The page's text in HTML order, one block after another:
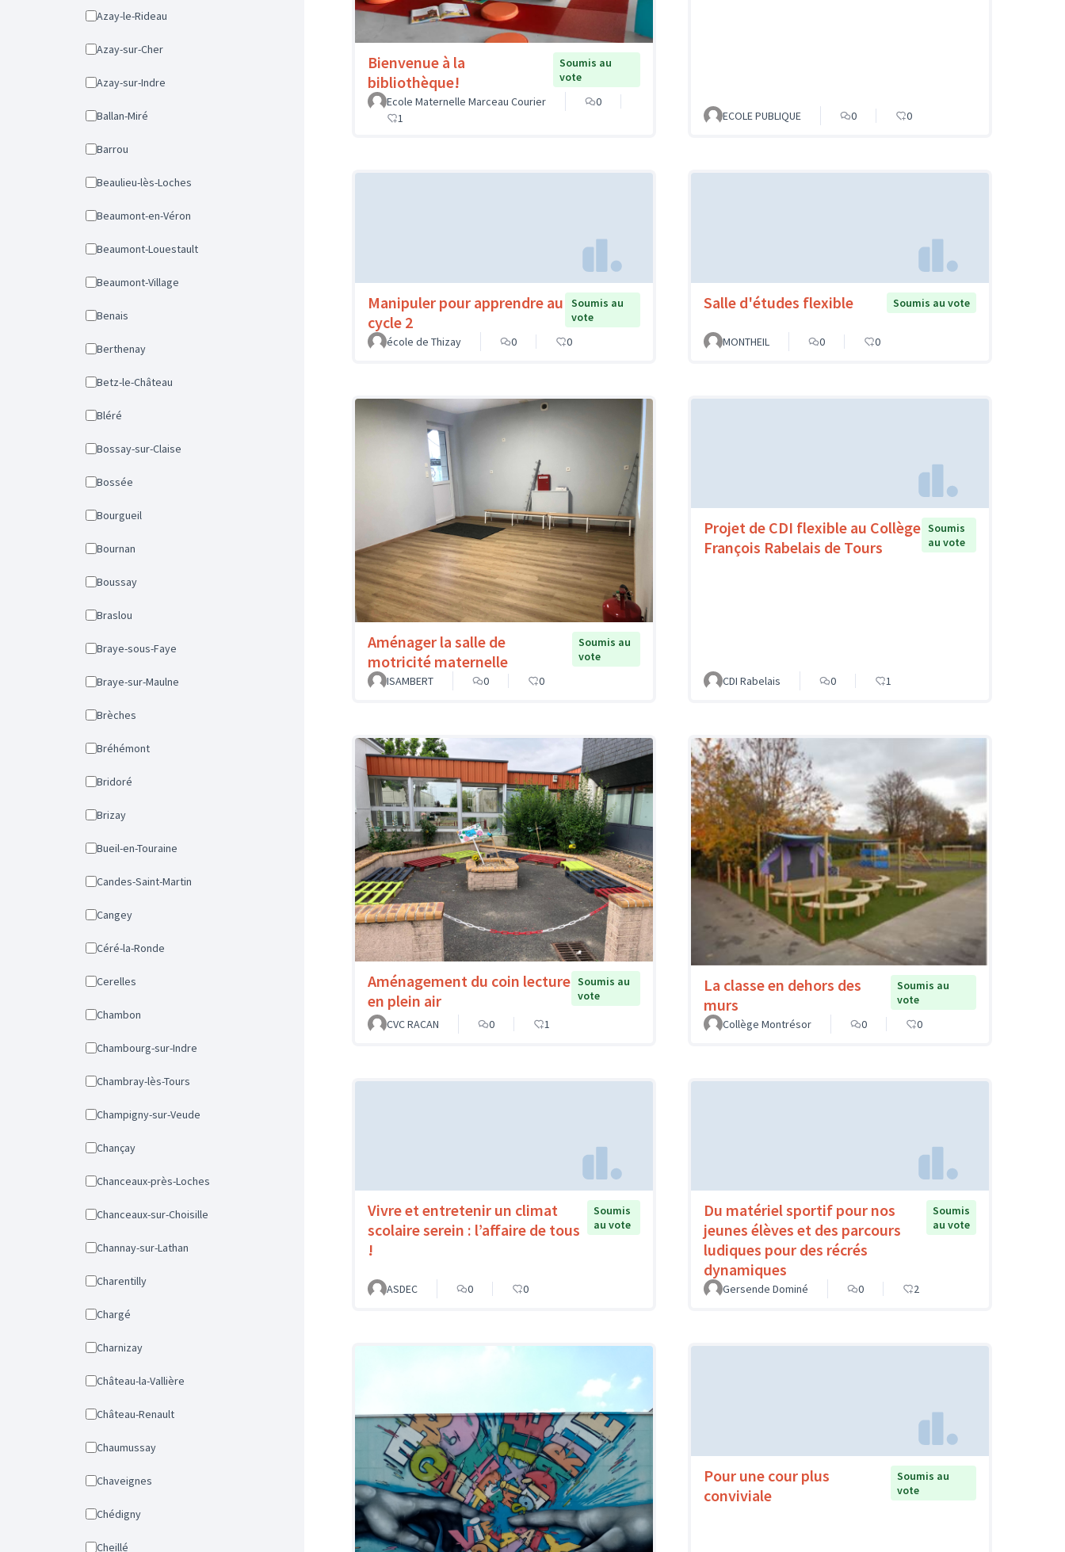
Azay-le-Rideau
Azay-sur-Cher
Azay-sur-Indre
Ballan-Miré
Barrou
Beaulieu-lès-Loches
Beaumont-en-Véron
Beaumont-Louestault
Beaumont-Village
Benais
Berthenay
Betz-le-Château
Bléré
Bossay-sur-Claise
Bossée
Bourgueil
Bournan
Boussay
Braslou
Braye-sous-Faye
Braye-sur-Maulne
Brèches
Bréhémont
Bridoré
Brizay
Bueil-en-Touraine
Candes-Saint-Martin
Cangey
Céré-la-Ronde
Cerelles
Chambon
Chambourg-sur-Indre
Chambray-lès-Tours
Champigny-sur-Veude
Chançay
Chanceaux-près-Loches
Chanceaux-sur-Choisille
Channay-sur-Lathan
Charentilly
Chargé
Charnizay
Château-la-Vallière
Château-Renault
Chaumussay
Chaveignes
Chédigny
Cheillé
Bienvenue à la
bibliothèque!
Soumis au
vote
Ecole Maternelle Marceau Courier
0
1
ECOLE PUBLIQUE 0 0
Manipuler pour apprendre au
cycle 2
Soumis au
vote
école de Thizay
0 0
Salle d'études flexible Soumis au vote
MONTHEIL 0 0
Aménager la salle de
motricité maternelle
Soumis au
vote
ISAMBERT
0 0
Projet de CDI flexible au Collège
François Rabelais de Tours
Soumis
au vote
CDI Rabelais 0 1
Aménagement du coin lecture
en plein air
Soumis au
vote
CVC RACAN 0 1
La classe en dehors des
murs
Soumis au
vote
Collège Montrésor
0 0
Vivre et entretenir un climat
scolaire serein : l’affaire de tous
!
Soumis
au vote
ASDEC 0 0
Du matériel sportif pour nos
jeunes élèves et des parcours
ludiques pour des récrés
dynamiques
Soumis
au vote
Gersende Dominé 0 2
Pour une cour plus
conviviale
Soumis au
vote